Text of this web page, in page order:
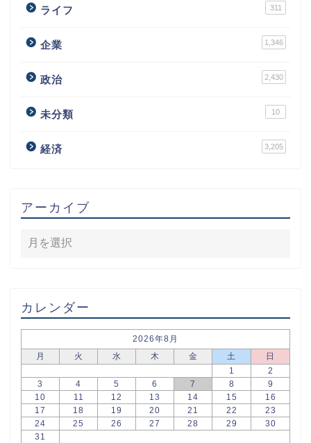
ライフ 311
企業 1,346
政治 2,430
未分類 10
経済 3,205
アーカイブ
カレンダー
2026年8月
月
火 水 木 金 土
日
1
2
3
4 5 6 7 8
9
10
11 12 13 14 15
16
17
18 19 20 21 22
23
24
25 26 27 28 29
30
31